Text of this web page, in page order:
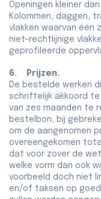
Openingen kleiner
Kolommen, daggen,
vlakken waarvan één
niet-rechtlijnige
geprofileerde
6. Prijzen.
De bestelde werken
schriftelijk akkoord te
van zes maanden te
bestelbon, bij
om de aangenomen
overeengekomen
dat voor zover de
welke vorm dan ook
voorbeeld doch niet
en/of taksen op